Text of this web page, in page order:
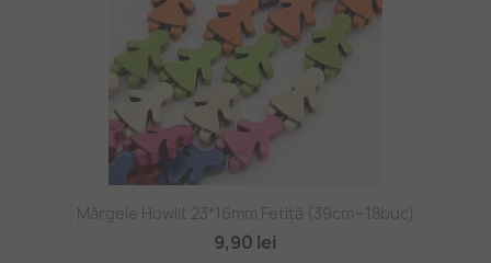
Mărgele Howlit 23*16mm Fetiță (39cm~18buc)
9,90 lei